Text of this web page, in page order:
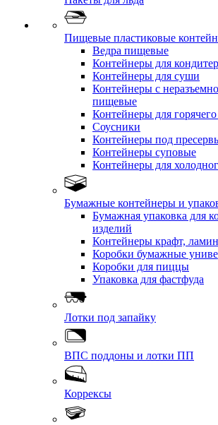
Пищевые пластиковые
Ведра пищевые
Контейнеры для
Контейнеры для суши
Контейнеры с
пищевые
Контейнеры для
Соусники
Контейнеры под
Контейнеры суповые
Контейнеры для
Бумажные контейнеры и
Бумажная упаковка для
изделий
Контейнеры крафт,
Коробки бумажные
Коробки для пиццы
Упаковка для фастфуда
Лотки под запайку
ВПС поддоны и лотки ПП
Коррексы